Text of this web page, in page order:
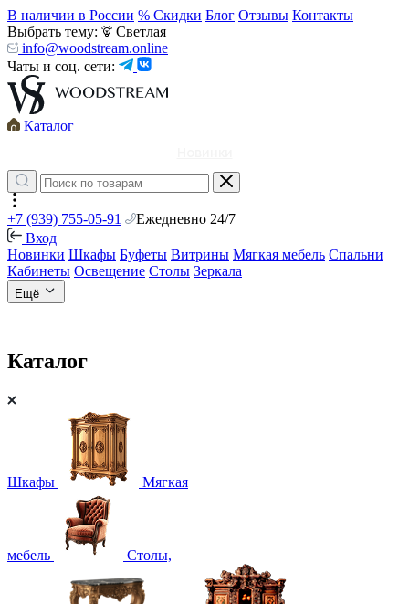
В наличии в России % Скидки Блог Отзывы Контакты
Выбрать тему:
Светлая
info@woodstream.online
Чаты и соц. сети:
Каталог
+7 (939) 755-05-91
Ежедневно 24/7
Вход
Новинки Шкафы Буфеты Витрины Мягкая мебель Спальни
Кабинеты Освещение Столы Зеркала
Ещё
Каталог
Шкафы Мягкая
мебель Столы,